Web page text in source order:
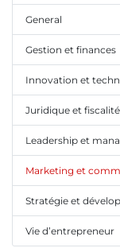
General
Gestion et finances
Innovation et
Juridique et fiscalité
Leadership et
Marketing et
Stratégie et
Vie d’entrepreneur